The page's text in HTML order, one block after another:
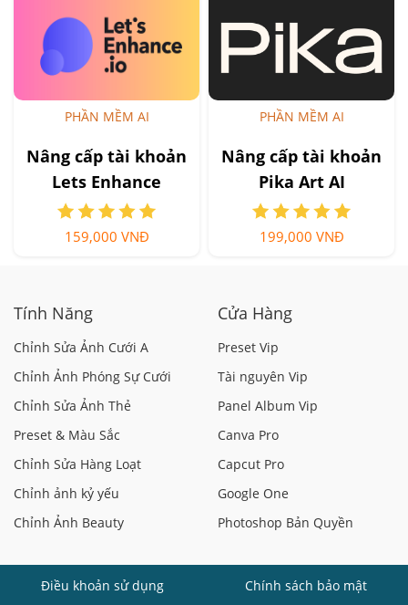
PHẦN MỀM AI
Nâng cấp tài khoản
Lets Enhance
159,000 VNĐ
PHẦN MỀM AI
Nâng cấp tài khoản
Pika Art AI
199,000 VNĐ
Tính Năng
Chỉnh Sửa Ảnh Cưới A
Chỉnh Ảnh Phóng Sự Cưới
Chỉnh Sửa Ảnh Thẻ
Preset & Màu Sắc
Chỉnh Sửa Hàng Loạt
Chỉnh ảnh kỷ yếu
Chỉnh Ảnh Beauty
Cửa Hàng
Preset Vip
Tài nguyên Vip
Panel Album Vip
Canva Pro
Capcut Pro
Google One
Photoshop Bản Quyền
Điều khoản sử dụng Chính sách bảo mật